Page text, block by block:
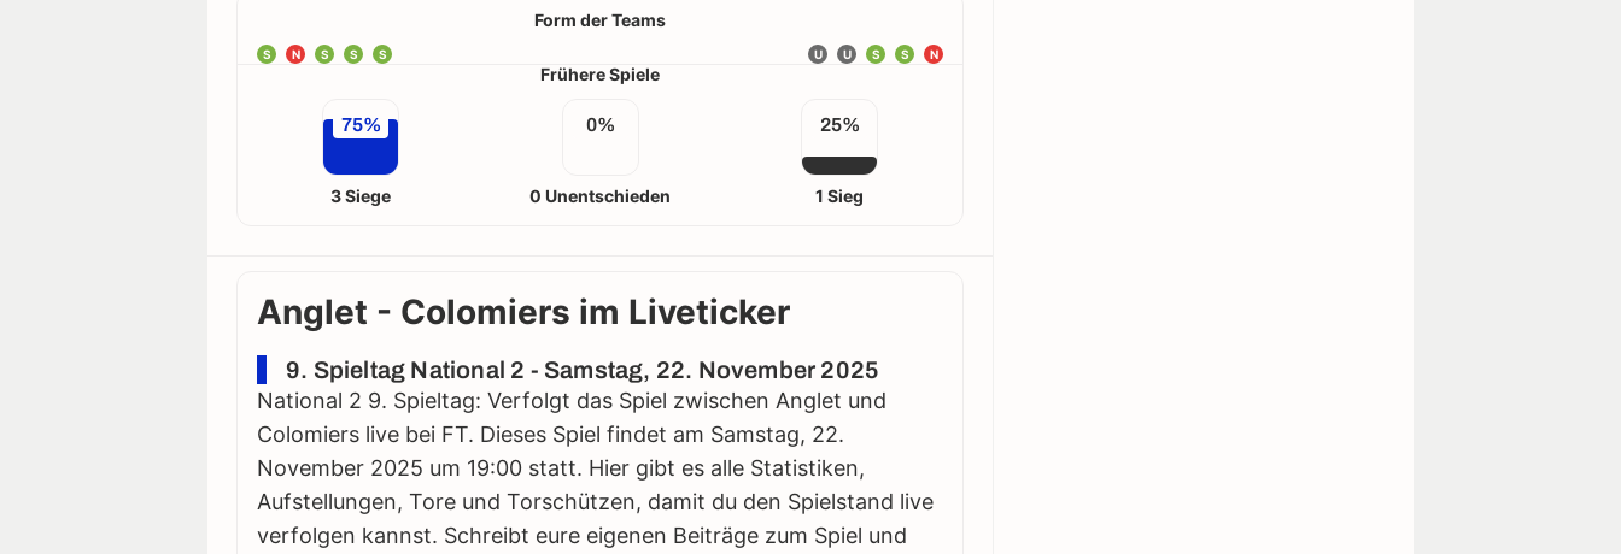
Form der Teams
S N S S S N
S
S
U
U
Frühere Spiele
75%
3 Siege
0%
0 Unentschieden
25%
1 Sieg
Anglet - Colomiers im Liveticker
9. Spieltag National 2 - Samstag, 22. November 2025
National 2 9. Spieltag: Verfolgt das Spiel zwischen Anglet und
Colomiers live bei FT. Dieses Spiel findet am Samstag, 22.
November 2025 um 19:00 statt. Hier gibt es alle Statistiken,
Aufstellungen, Tore und Torschützen, damit du den Spielstand live
verfolgen kannst. Schreibt eure eigenen Beiträge zum Spiel und